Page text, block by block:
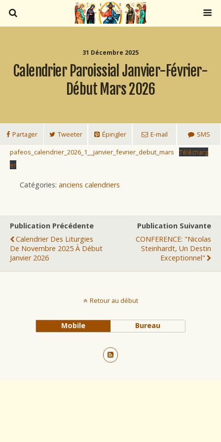
31 Décembre 2025
Calendrier Paroissial Janvier-Février-
Début Mars 2026
Partager Tweeter Épingler E-mail
SMS
pafeos_calendrier_2026_1__janvier_fevrier_debut_mars
Télécharg
er
Catégories: anciens calendriers
Publication Précédente
Calendrier Des Liturgies
De Novembre 2025 À Début
Janvier 2026
Publication Suivante
CONFERENCE: "Nicolas
Steinhardt, Un Destin
Exceptionnel"
Retour au début
Mobile Bureau